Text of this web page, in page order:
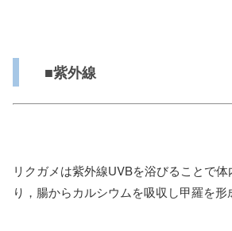
■紫外線
リクガメは紫外線UVBを浴びることで
り，腸からカルシウムを吸収し甲羅を形